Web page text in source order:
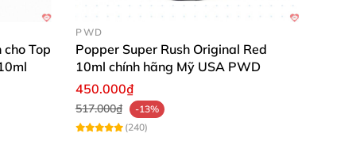
nạn hàng giả , hàng kém chất lượng tràn
tôi chuyên phân phối
Top
PWD
Popper Super Rush Original Red
10ml chính hãng Mỹ USA PWD
450.000₫
517.000₫
-13%
(240)